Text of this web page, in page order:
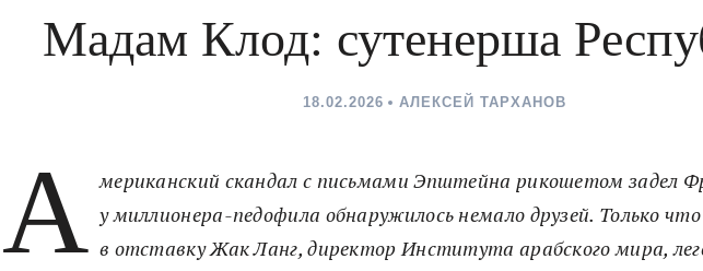
Мадам Клод: сутенерша
18.02.2026 АЛЕКСЕЙ ТАРХАНОВ
А мериканский скандал с письмами Эпштейна рикошетом задел
у миллионера-педофила обнаружилось немало друзей. Только
в отставку Жак Ланг, директор Института арабского мира,